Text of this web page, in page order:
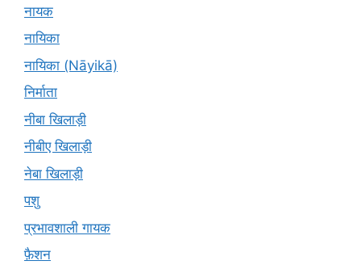
नायक
नायिका
नायिका (Nāyikā)
निर्माता
नीबा खिलाड़ी
नीबीए खिलाड़ी
नेबा खिलाड़ी
पशु
प्रभावशाली गायक
फ़ैशन